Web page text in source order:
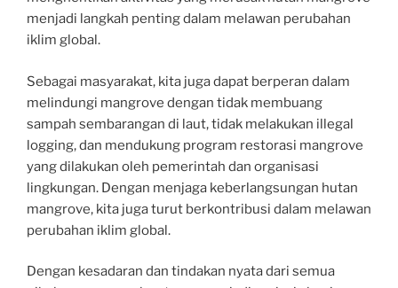
menjadi langkah penting dalam melawan perubahan
iklim global.
Sebagai masyarakat, kita juga dapat berperan dalam
melindungi mangrove dengan tidak membuang
sampah sembarangan di laut, tidak melakukan illegal
logging, dan mendukung program restorasi mangrove
yang dilakukan oleh pemerintah dan organisasi
lingkungan. Dengan menjaga keberlangsungan hutan
mangrove, kita juga turut berkontribusi dalam melawan
perubahan iklim global.
Dengan kesadaran dan tindakan nyata dari semua